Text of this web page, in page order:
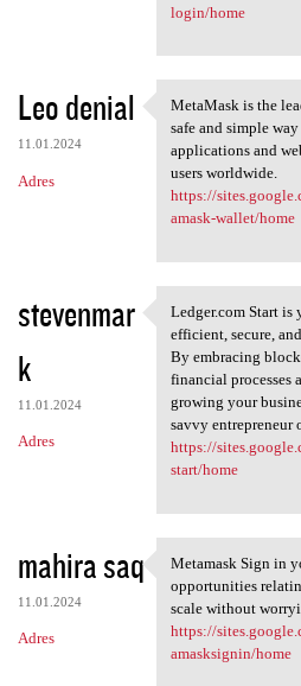
login/home
Leo denial
11.01.2024
Adres
MetaMask is
MetaMask is the
safe and simple
applications and
users worldwide.
https://
amask-wallet/home
stevenmar
k
11.01.2024
Adres
Ledger.com
Ledger.com Start is
efficient, secure,
By embracing
financial processes
growing your
savvy entrepreneur
https://
start/home
mahira saq
11.01.2024
Adres
Metamask Sign
Metamask Sign in
opportunities
scale without
https://
amasksignin/home